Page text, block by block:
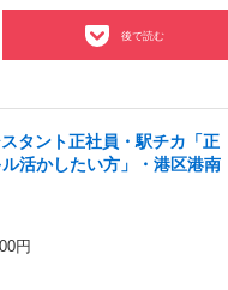
後で読む
タント正社員・駅チカ「正
活かしたい方」・港区港南
円